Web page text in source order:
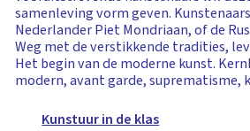
samenleving vorm geven.
Nederlander Piet Mondriaan, of de
Weg met de verstikkende tradities,
Het begin van de moderne kunst.
modern, avant garde, suprematisme,
Kunstuur in de klas